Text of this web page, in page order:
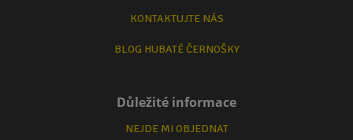
KONTAKTUJTE NÁS
BLOG HUBATÉ ČERNOŠKY
Důležité informace
NEJDE MI OBJEDNAT